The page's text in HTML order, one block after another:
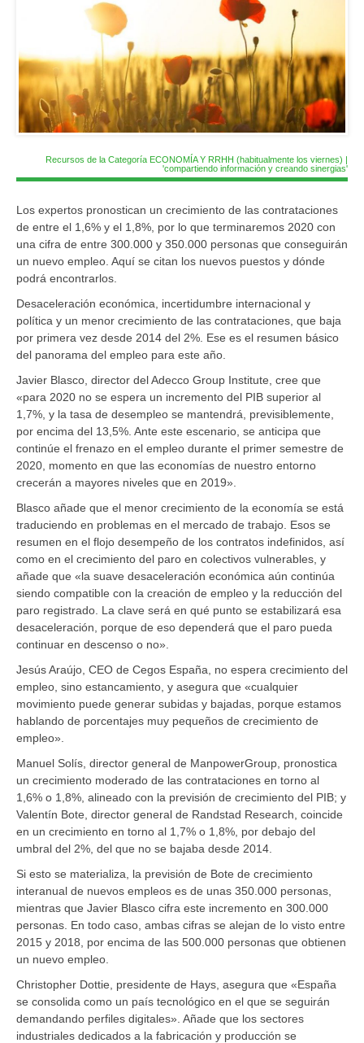
Recursos de la Categoría ECONOMÍA Y RRHH (habitualmente los viernes) |
'compartiendo información y creando sinergias'
Los expertos pronostican un crecimiento de las contrataciones
de entre el 1,6% y el 1,8%, por lo que terminaremos 2020 con
una cifra de entre 300.000 y 350.000 personas que conseguirán
un nuevo empleo. Aquí se citan los nuevos puestos y dónde
podrá encontrarlos.
Desaceleración económica, incertidumbre internacional y
política y un menor crecimiento de las contrataciones, que baja
por primera vez desde 2014 del 2%. Ese es el resumen básico
del panorama del empleo para este año.
Javier Blasco, director del Adecco Group Institute, cree que
«para 2020 no se espera un incremento del PIB superior al
1,7%, y la tasa de desempleo se mantendrá, previsiblemente,
por encima del 13,5%. Ante este escenario, se anticipa que
continúe el frenazo en el empleo durante el primer semestre de
2020, momento en que las economías de nuestro entorno
crecerán a mayores niveles que en 2019».
Blasco añade que el menor crecimiento de la economía se está
traduciendo en problemas en el mercado de trabajo. Esos se
resumen en el flojo desempeño de los contratos indefinidos, así
como en el crecimiento del paro en colectivos vulnerables, y
añade que «la suave desaceleración económica aún continúa
siendo compatible con la creación de empleo y la reducción del
paro registrado. La clave será en qué punto se estabilizará esa
desaceleración, porque de eso dependerá que el paro pueda
continuar en descenso o no».
Jesús Araújo, CEO de Cegos España, no espera crecimiento del
empleo, sino estancamiento, y asegura que «cualquier
movimiento puede generar subidas y bajadas, porque estamos
hablando de porcentajes muy pequeños de crecimiento de
empleo».
Manuel Solís, director general de ManpowerGroup, pronostica
un crecimiento moderado de las contrataciones en torno al
1,6% o 1,8%, alineado con la previsión de crecimiento del PIB; y
Valentín Bote, director general de Randstad Research, coincide
en un crecimiento en torno al 1,7% o 1,8%, por debajo del
umbral del 2%, del que no se bajaba desde 2014.
Si esto se materializa, la previsión de Bote de crecimiento
interanual de nuevos empleos es de unas 350.000 personas,
mientras que Javier Blasco cifra este incremento en 300.000
personas. En todo caso, ambas cifras se alejan de lo visto entre
2015 y 2018, por encima de las 500.000 personas que obtienen
un nuevo empleo.
Christopher Dottie, presidente de Hays, asegura que «España
se consolida como un país tecnológico en el que se seguirán
demandando perfiles digitales». Añade que los sectores
industriales dedicados a la fabricación y producción se